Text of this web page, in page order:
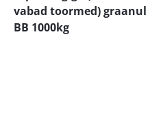
vabad toormed) graanul
BB 1000kg